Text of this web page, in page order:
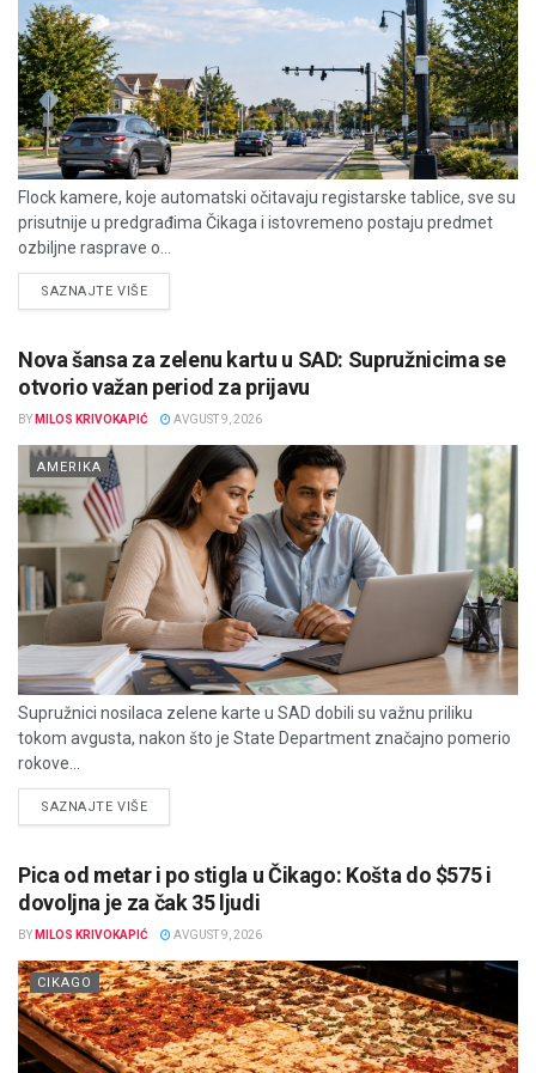
Flock kamere, koje automatski očitavaju registarske tablice, sve su
prisutnije u predgrađima Čikaga i istovremeno postaju predmet
ozbiljne rasprave o...
SAZNAJTE VIŠEDETAILS
Nova šansa za zelenu kartu u SAD: Supružnicima se
otvorio važan period za prijavu
BY MILOS KRIVOKAPIĆ AVGUST 9, 2026
AMERIKA
Supružnici nosilaca zelene karte u SAD dobili su važnu priliku
tokom avgusta, nakon što je State Department značajno pomerio
rokove...
SAZNAJTE VIŠEDETAILS
Pica od metar i po stigla u Čikago: Košta do $575 i
dovoljna je za čak 35 ljudi
BY MILOS KRIVOKAPIĆ AVGUST 9, 2026
CIKAGO